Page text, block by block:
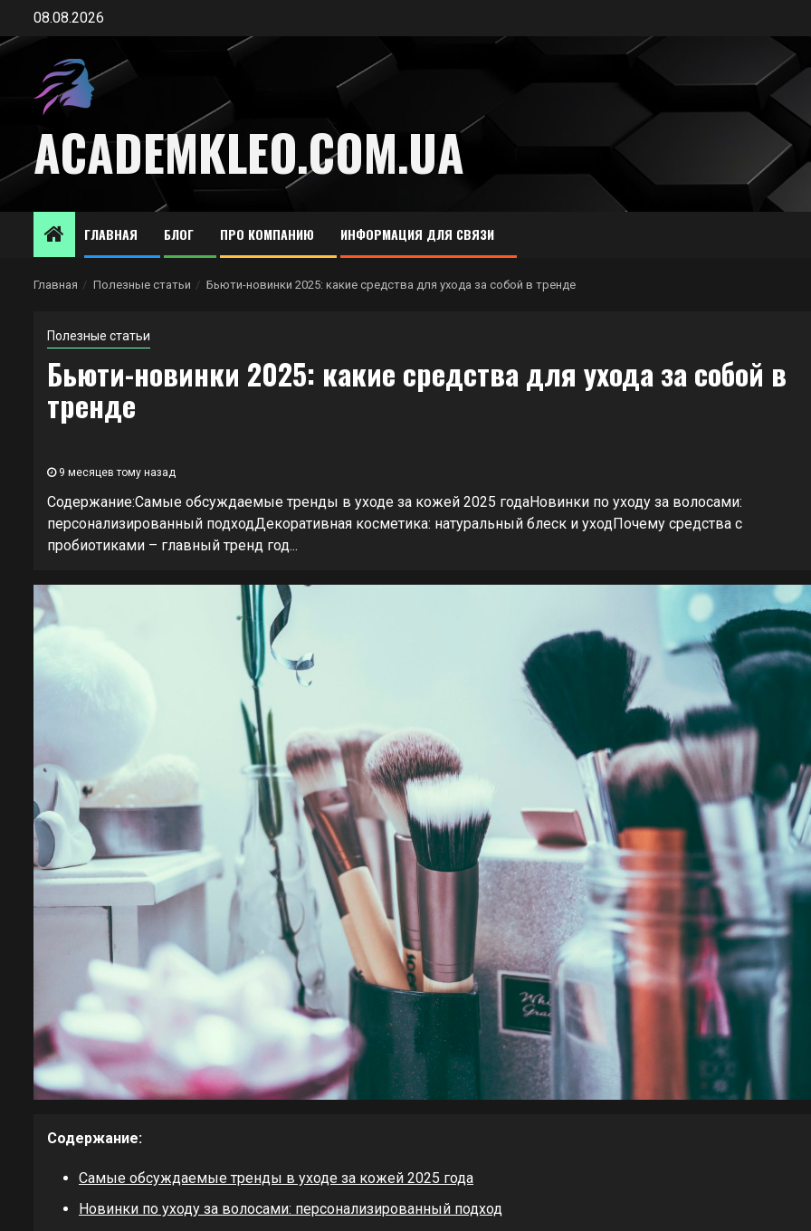
Перейти08.08.2026
ACADEMKLEO.COM.UA
ГЛАВНАЯ БЛОГ ПРО КОМПАНИЮ ИНФОРМАЦИЯ ДЛЯ СВЯЗИ
Главная Полезные статьи Бьюти-новинки 2025: какие средства для ухода за собой в тренде
Полезные статьи
Бьюти-новинки 2025: какие средства для ухода за собой в
тренде
9 месяцев тому назад
Содержание:Самые обсуждаемые тренды в уходе за кожей 2025 годаНовинки по уходу за волосами:
персонализированный подходДекоративная косметика: натуральный блеск и уходПочему средства с
пробиотиками – главный тренд год...
Содержание:
Самые обсуждаемые тренды в уходе за кожей 2025 года
Новинки по уходу за волосами: персонализированный подход